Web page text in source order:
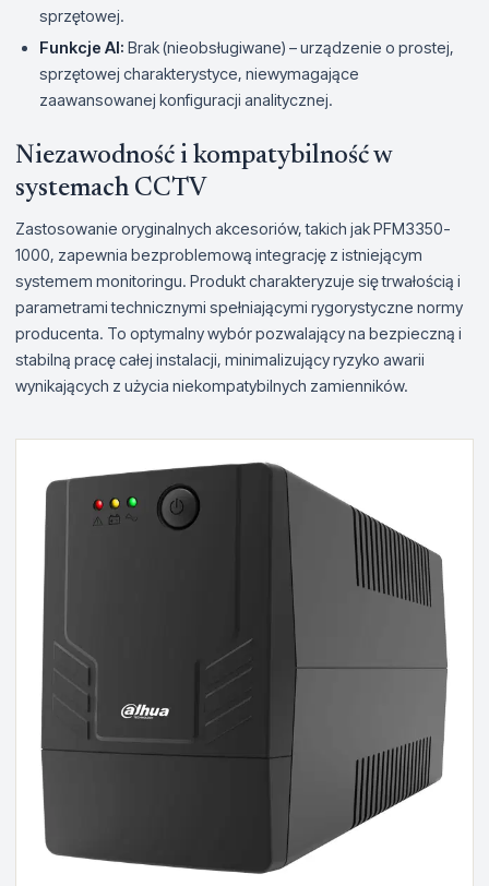
sprzętowej.
Funkcje AI: Brak (nieobsługiwane) – urządzenie o prostej,
sprzętowej charakterystyce, niewymagające
zaawansowanej konfiguracji analitycznej.
Niezawodność i kompatybilność w
systemach CCTV
Zastosowanie oryginalnych akcesoriów, takich jak PFM3350-
1000, zapewnia bezproblemową integrację z istniejącym
systemem monitoringu. Produkt charakteryzuje się trwałością i
parametrami technicznymi spełniającymi rygorystyczne normy
producenta. To optymalny wybór pozwalający na bezpieczną i
stabilną pracę całej instalacji, minimalizujący ryzyko awarii
wynikających z użycia niekompatybilnych zamienników.